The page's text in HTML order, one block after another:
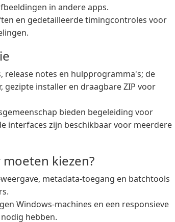
in andere apps.
en gedetailleerde timingcontroles voor
notes en hulpprogramma's; de
gezipte installer en draagbare ZIP voor
bieden begeleiding voor
interfaces zijn beschikbaar voor meerdere
kiezen?
metadata-toegang en batchtools
Windows-machines en een responsieve
hebben.